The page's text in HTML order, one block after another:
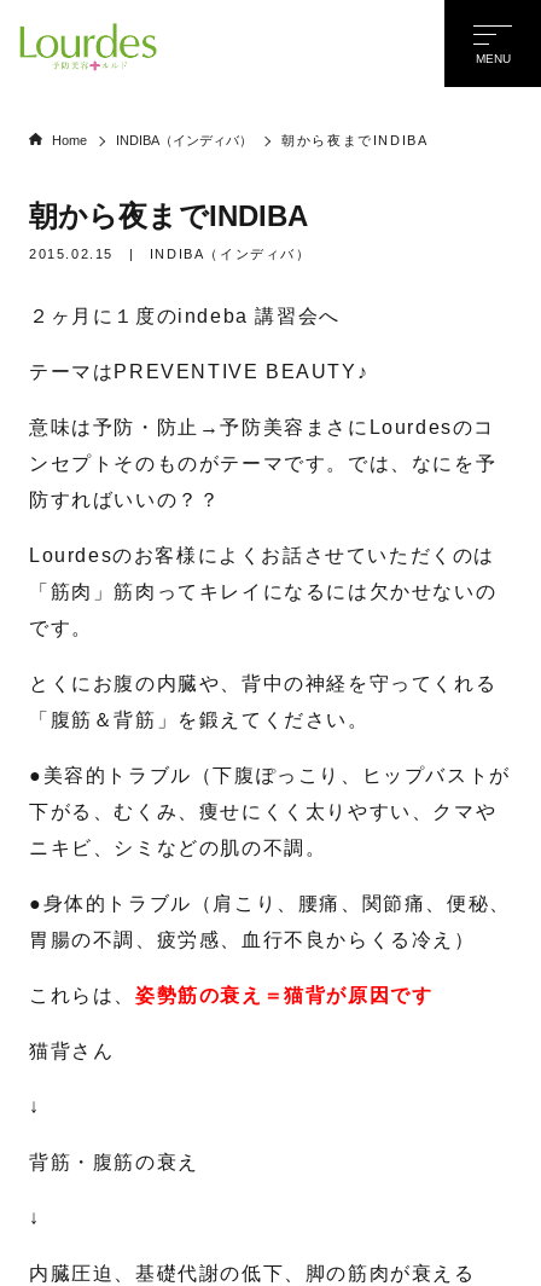
MENU
Home INDIBA（インディバ） 朝から夜までINDIBA
朝から夜までINDIBA
2015.02.15 | INDIBA（インディバ）
２ヶ月に１度のindeba 講習会へ
テーマはPREVENTIVE BEAUTY♪
意味は予防・防止→予防美容まさにLourdesのコ
ンセプトそのものがテーマです。では、なにを予
防すればいいの？？
Lourdesのお客様によくお話させていただくのは
「筋肉」筋肉ってキレイになるには欠かせないの
です。
とくにお腹の内臓や、背中の神経を守ってくれる
「腹筋＆背筋」を鍛えてください。
●美容的トラブル（下腹ぽっこり、ヒップバストが
下がる、むくみ、痩せにくく太りやすい、クマや
ニキビ、シミなどの肌の不調。
●身体的トラブル（肩こり、腰痛、関節痛、便秘、
胃腸の不調、疲労感、血行不良からくる冷え）
これらは、 姿勢筋の衰え＝猫背が原因です
猫背さん
↓
背筋・腹筋の衰え
↓
内臓圧迫、基礎代謝の低下、脚の筋肉が衰える
名
メール*
電話番号*